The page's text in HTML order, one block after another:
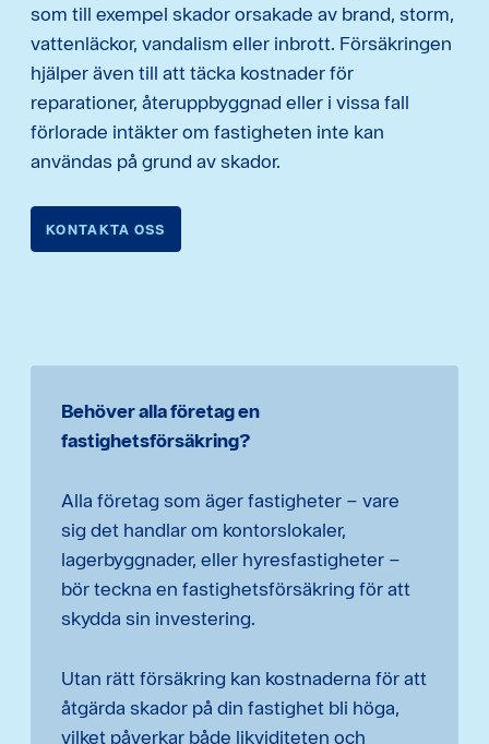
som till exempel skador orsakade av brand, storm,
vattenläckor, vandalism eller inbrott. Försäkringen
hjälper även till att täcka kostnader för
reparationer, återuppbyggnad eller i vissa fall
förlorade intäkter om fastigheten inte kan
användas på grund av skador.
KONTAKTA OSS
Behöver alla företag en
fastighetsförsäkring?
Alla företag som äger fastigheter – vare
sig det handlar om kontorslokaler,
lagerbyggnader, eller hyresfastigheter –
bör teckna en fastighetsförsäkring för att
skydda sin investering.
Utan rätt försäkring kan kostnaderna för att
åtgärda skador på din fastighet bli höga,
vilket påverkar både likviditeten och